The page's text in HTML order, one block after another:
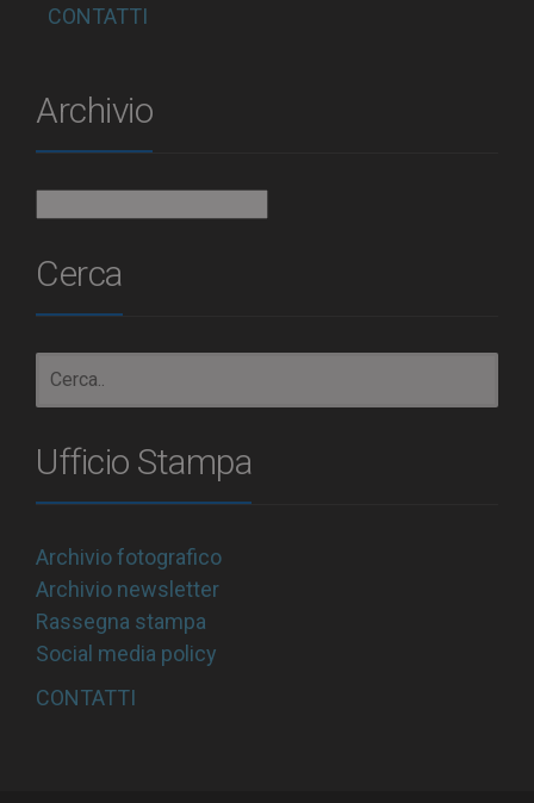
CONTATTI
Archivio
Cerca
Ufficio Stampa
Archivio fotografico
Archivio newsletter
Rassegna stampa
Social media policy
CONTATTI